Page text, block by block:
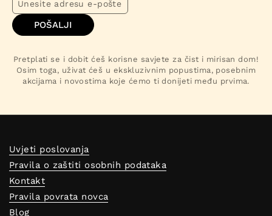
POŠALJI
Pretplati se i dobit ćeš korisne savjete za čist i mirisan dom!
Osim toga, uživat ćeš u ekskluzivnim popustima, posebnim
akcijama i novostima koje ćemo ti donijeti među prvima.
Uvjeti poslovanja
Pravila o zaštiti osobnih podataka
Kontakt
Pravila povrata novca
Blog